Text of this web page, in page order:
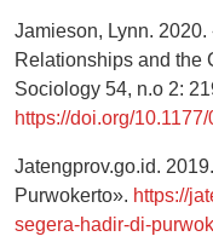
Jamieson, Lynn.
Relationships and the
Sociology 54, n.o 2:
https://doi.org/
Jatengprov.go.id.
Purwokerto». https://
segera-hadir-di-